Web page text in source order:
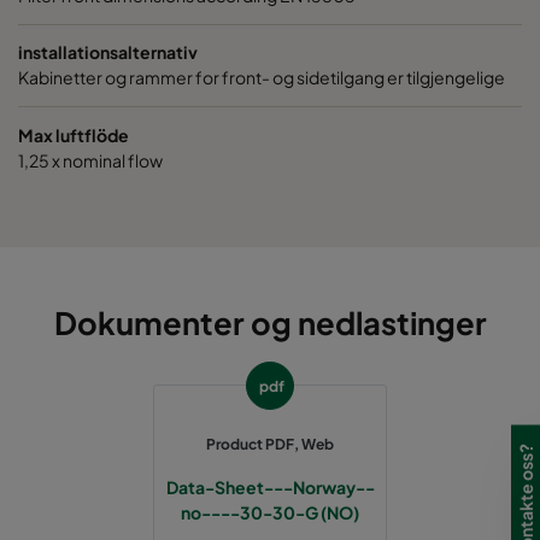
installationsalternativ
Kabinetter og rammer for front- og sidetilgang er tilgjengelige
Max luftflöde
1,25 x nominal flow
Dokumenter og nedlastinger
pdf
Product PDF, Web
Data-Sheet---Norway--
no----30-30-G (NO)